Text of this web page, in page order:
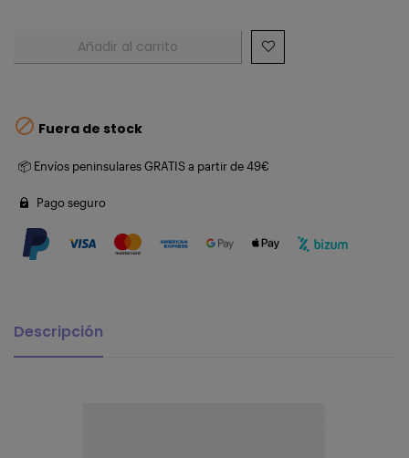
Añadir al carrito
 Fuera de stock
📦 Envíos peninsulares GRATIS a partir de 49€
Pago seguro
Descripción